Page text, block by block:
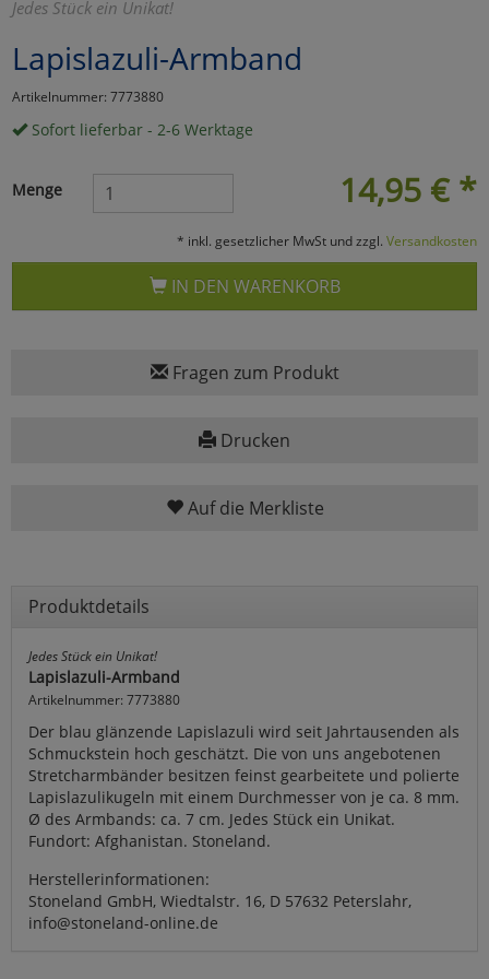
Jedes Stück ein Unikat!
Lapislazuli-Armband
Artikelnummer: 7773880
Sofort lieferbar - 2-6 Werktage
14,95 € *
Menge
* inkl. gesetzlicher MwSt und zzgl. Versandkosten
IN DEN WARENKORB
Fragen zum Produkt
Drucken
Auf die Merkliste
Produktdetails
Jedes Stück ein Unikat!
Lapislazuli-Armband
Artikelnummer: 7773880
Der blau glänzende Lapislazuli wird seit Jahrtausenden als
Schmuckstein hoch geschätzt. Die von uns angebotenen
Stretcharmbänder besitzen feinst gearbeitete und polierte
Lapislazulikugeln mit einem Durchmesser von je ca. 8 mm.
Ø des Armbands: ca. 7 cm. Jedes Stück ein Unikat.
Fundort: Afghanistan. Stoneland.
Herstellerinformationen:
Stoneland GmbH, Wiedtalstr. 16, D 57632 Peterslahr,
info@stoneland-online.de
Umfragetools
Cookies
Cookies
Einstellungen speichern
zurückzu Haupptseite